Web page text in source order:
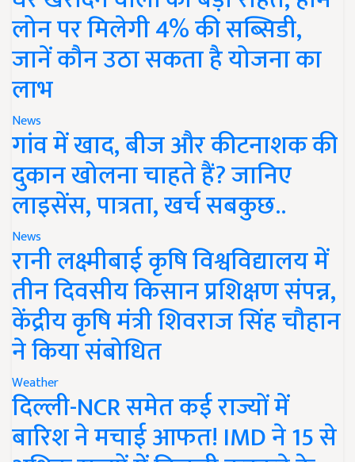
लोन पर मिलेगी 4% की सब्सिडी,
जानें कौन उठा सकता है योजना का
लाभ
News
गांव में खाद, बीज और कीटनाशक की
दुकान खोलना चाहते हैं? जानिए
लाइसेंस, पात्रता, खर्च सबकुछ..
News
रानी लक्ष्मीबाई कृषि विश्वविद्यालय में
तीन दिवसीय किसान प्रशिक्षण संपन्न,
केंद्रीय कृषि मंत्री शिवराज सिंह चौहान
ने किया संबोधित
Weather
दिल्ली-NCR समेत कई राज्यों में
बारिश ने मचाई आफत! IMD ने 15 से